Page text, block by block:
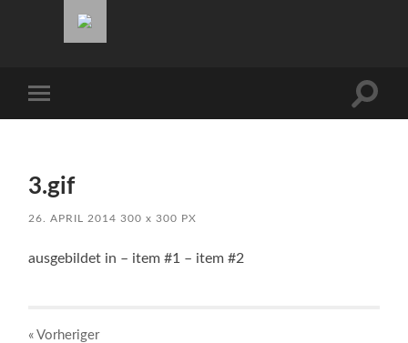
Menü
3.gif
26. APRIL 2014 300x 300 PX
ausgebildet in – item #1 – item #2
« Vorheriger